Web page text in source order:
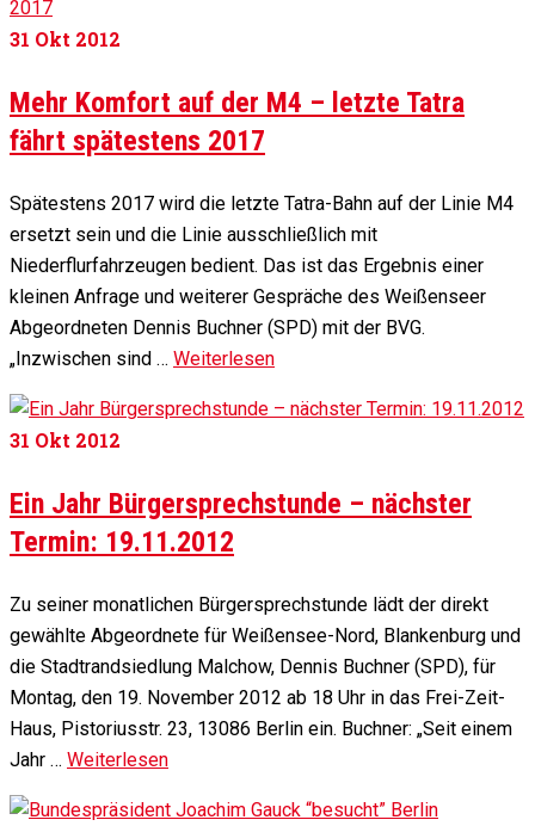
31 Okt 2012
Mehr Komfort auf der M4 – letzte Tatra
fährt spätestens 2017
Spätestens 2017 wird die letzte Tatra-Bahn auf der Linie M4
ersetzt sein und die Linie ausschließlich mit
Niederflurfahrzeugen bedient. Das ist das Ergebnis einer
kleinen Anfrage und weiterer Gespräche des Weißenseer
Abgeordneten Dennis Buchner (SPD) mit der BVG.
„Inzwischen sind … Weiterlesen
31 Okt 2012
Ein Jahr Bürgersprechstunde – nächster
Termin: 19.11.2012
Zu seiner monatlichen Bürgersprechstunde lädt der direkt
gewählte Abgeordnete für Weißensee-Nord, Blankenburg und
die Stadtrandsiedlung Malchow, Dennis Buchner (SPD), für
Montag, den 19. November 2012 ab 18 Uhr in das Frei-Zeit-
Haus, Pistoriusstr. 23, 13086 Berlin ein. Buchner: „Seit einem
Jahr … Weiterlesen